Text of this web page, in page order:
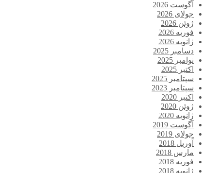
آگوست 2026
جولای 2026
ژوئن 2026
فوریه 2026
ژانویه 2026
دسامبر 2025
نوامبر 2025
اکتبر 2025
سپتامبر 2025
سپتامبر 2023
اکتبر 2020
ژوئن 2020
ژانویه 2020
آگوست 2019
جولای 2019
آوریل 2018
مارس 2018
فوریه 2018
ژانویه 2018